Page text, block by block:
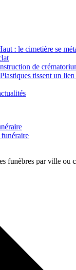
: le cimetière se
de
tissent un
funèbres par ville ou